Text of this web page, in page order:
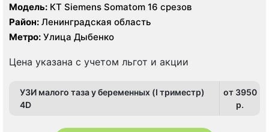
Модель: КТ Siemens Somatom 16 срезов
Район: Ленинградская область
Метро: Улица Дыбенко
Цена указана с учетом льгот и акции
УЗИ малого таза у беременных (I триместр)
4D
от 3950
p.